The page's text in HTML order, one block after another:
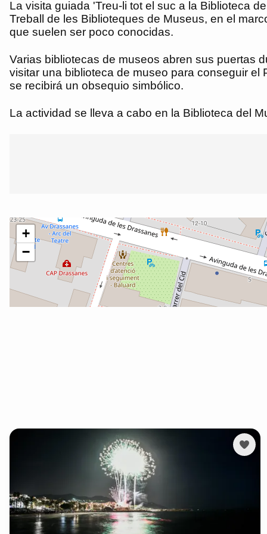
La visita guiada 'Treu-li tot el suc a la Biblioteca
Treball de les Biblioteques de Museus, en el
que suelen ser poco conocidas.
Varias bibliotecas de museos abren sus puertas
visitar una biblioteca de museo para conseguir
se recibirá un obsequio simbólico.
La actividad se lleva a cabo en la Biblioteca del